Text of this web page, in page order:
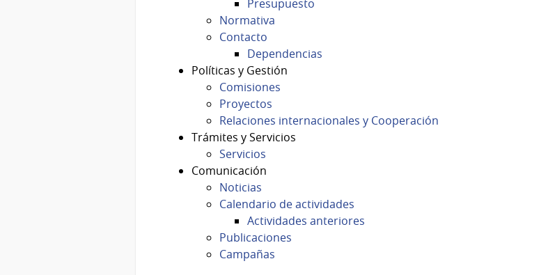
Presupuesto
Normativa
Contacto
Dependencias
Políticas y Gestión
Comisiones
Proyectos
Relaciones internacionales y Cooperación
Trámites y Servicios
Servicios
Comunicación
Noticias
Calendario de actividades
Actividades anteriores
Publicaciones
Campañas